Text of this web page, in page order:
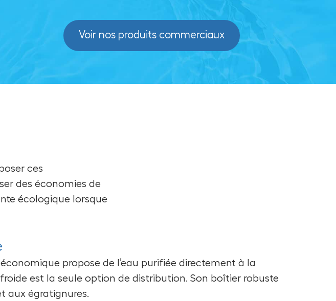
Voir nos produits commerciaux
ces
des économies de
écologique lorsque
propose de l’eau purifiée directement à la
froide est la seule option de distribution. Son boîtier robuste
aux égratignures.